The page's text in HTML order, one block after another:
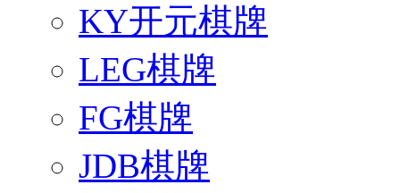
KY开元棋牌
LEG棋牌
FG棋牌
JDB棋牌